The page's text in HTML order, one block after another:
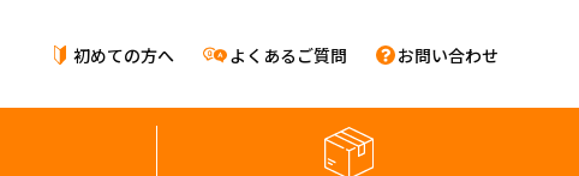
初めての方へ よくあるご質問 お問い合わせ